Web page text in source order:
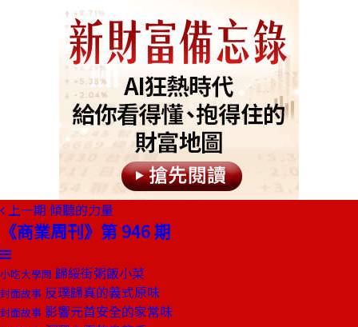
上一期 傾聽的力量
《商業周刊》第 946 期
小吃大學問 歸綏街粥飯小菜
封面故事 反璞歸真的義式原味
封面故事 影響元首安全的家常味